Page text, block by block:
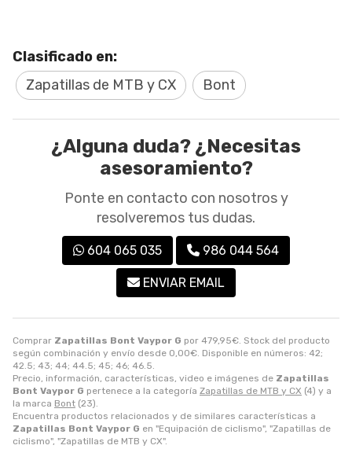
Comprar Zapatillas Bont Vaypor G por 479,95€. Stock del producto
según combinación y envío desde 0,00€. Disponible en números: 42;
42.5; 43; 44; 44.5; 45; 46; 46.5.
Precio, información, características, video e imágenes de Zapatillas
Bont Vaypor G pertenece a la categoría Zapatillas de MTB y CX (4) y a
la marca Bont (23).
Encuentra productos relacionados y de similares características a
Zapatillas Bont Vaypor G en "Equipación de ciclismo", "Zapatillas de
ciclismo", "Zapatillas de MTB y CX".
Clasificado en:
Zapatillas de MTB y CX
Bont
¿Alguna duda? ¿Necesitas
asesoramiento?
Ponte en contacto con nosotros y
resolveremos tus dudas.
604 065 035 986 044 564
ENVIAR EMAIL